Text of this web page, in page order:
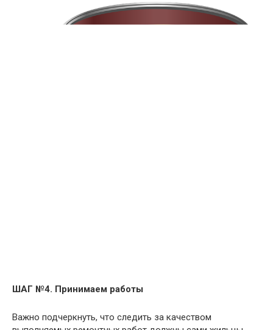
ШАГ №4. Принимаем работы
Важно подчеркнуть, что следить за качеством